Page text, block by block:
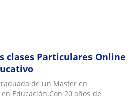
clases Particulares Online
de un Master en
Educación.Con 20 años de